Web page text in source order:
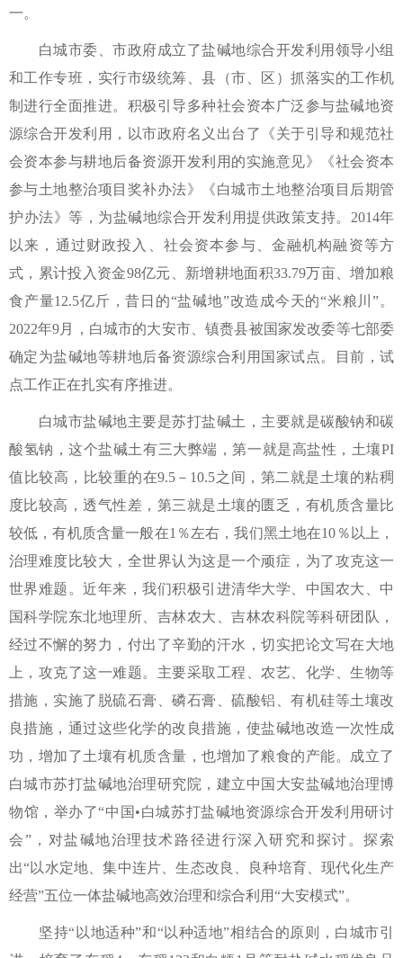
一。
白城市委、市政府成立了盐碱地综合开发利用领导小组
和工作专班，实行市级统筹、县（市、区）抓落实的工作机
制进行全面推进。积极引导多种社会资本广泛参与盐碱地资
源综合开发利用，以市政府名义出台了《关于引导和规范社
会资本参与耕地后备资源开发利用的实施意见》《社会资本
参与土地整治项目奖补办法》《白城市土地整治项目后期管
护办法》等，为盐碱地综合开发利用提供政策支持。2014年
以来，通过财政投入、社会资本参与、金融机构融资等方
式，累计投入资金98亿元、新增耕地面积33.79万亩、增加粮
食产量12.5亿斤，昔日的“盐碱地”改造成今天的“米粮川”。
2022年9月，白城市的大安市、镇赉县被国家发改委等七部委
确定为盐碱地等耕地后备资源综合利用国家试点。目前，试
点工作正在扎实有序推进。
白城市盐碱地主要是苏打盐碱土，主要就是碳酸钠和碳
酸氢钠，这个盐碱土有三大弊端，第一就是高盐性，土壤PI
值比较高，比较重的在9.5－10.5之间，第二就是土壤的粘稠
度比较高，透气性差，第三就是土壤的匮乏，有机质含量比
较低，有机质含量一般在1％左右，我们黑土地在10％以上，
治理难度比较大，全世界认为这是一个顽症，为了攻克这一
世界难题。近年来，我们积极引进清华大学、中国农大、中
国科学院东北地理所、吉林农大、吉林农科院等科研团队，
经过不懈的努力，付出了辛勤的汗水，切实把论文写在大地
上，攻克了这一难题。主要采取工程、农艺、化学、生物等
措施，实施了脱硫石膏、磷石膏、硫酸铝、有机硅等土壤改
良措施，通过这些化学的改良措施，使盐碱地改造一次性成
功，增加了土壤有机质含量，也增加了粮食的产能。成立了
白城市苏打盐碱地治理研究院，建立中国大安盐碱地治理博
物馆，举办了“中国•白城苏打盐碱地资源综合开发利用研讨
会”，对盐碱地治理技术路径进行深入研究和探讨。探索
出“以水定地、集中连片、生态改良、良种培育、现代化生产
经营”五位一体盐碱地高效治理和综合利用“大安模式”。
坚持“以地适种”和“以种适地”相结合的原则，白城市引